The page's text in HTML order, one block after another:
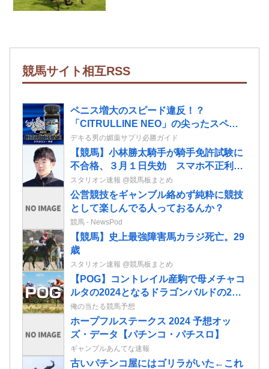
競馬サイト相互RSS
ペニス増大のスピード違反！？
「CITRULLINE NEO」の尖ったスペッ
クで短期サイズＵＰを実現！
デキる男の媚薬サプリ必勝ガイド
【競馬】小林勝太騎手が騎手免許試験に
不合格、３月１日失効 スマホ不正利用
で１年間の騎乗停止処分中
スタリオン速報 @競馬板まとめ
公営競技をギャンブル絡めず純粋に競技
として楽しんでる人っておるんか？
競馬 - NewsPod
【競馬】史上最強障害馬カラジ死亡。29
歳
スタリオン速報 @競馬板まとめ
【POG】コントレイル産駒で母メチャコ
ルタの2024となるドラゴンバルドの2歳
情報
俺の当たる競馬予想
ホープフルステークス 2024 予想オッ
ズ・データ【パチンコ・パチスロ】
ギャンブルあんてな速報
古いパチンコ屋にはゴリラがいた←これ